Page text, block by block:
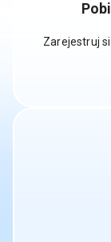
Zarejestruj